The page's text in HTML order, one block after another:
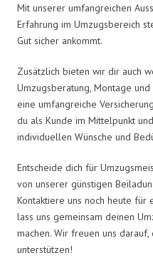
Mit unserer umfangreichen
Erfahrung im Umzugsbereich
Gut sicher ankommt.
Zusätzlich bieten wir dir auch
Umzugsberatung, Montage
eine umfangreiche
du als Kunde im Mittelpunkt
individuellen Wünsche und
Entscheide dich für
von unserer günstigen
Kontaktiere uns noch heute für
lass uns gemeinsam deinen
machen. Wir freuen uns
unterstützen!